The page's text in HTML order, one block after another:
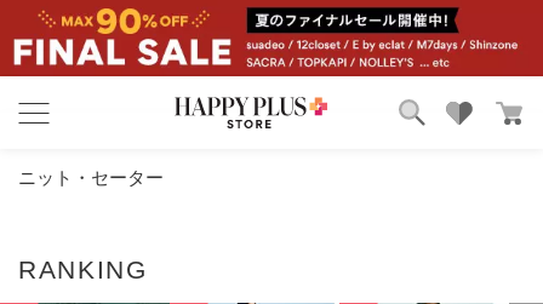
カテゴリ
お気に入り
ニット・セーター